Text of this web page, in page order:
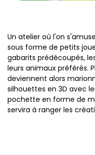
Un atelier où l'on
sous forme de petits
gabarits prédécoupés,
leurs animaux préférés.
deviennent alors
silhouettes en 3D avec
pochette en forme de
servira à ranger les